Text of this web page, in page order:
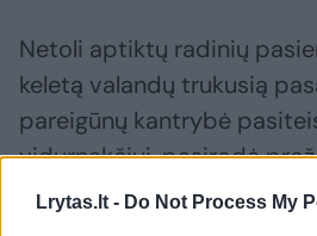
Lrytas.lt - Do Not Process My
Netoli aptiktų radinių
keletą valandų trukusią
pareigūnų kantrybė
vidurnakčiui, pasirodė
švytuojantis vyras, kuris